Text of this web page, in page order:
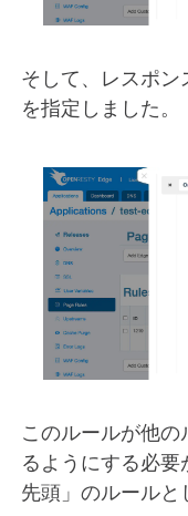
そして、レスポン
を指定しました。
このルールが他
るようにする必
先頭」のルールと